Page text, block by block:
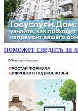
поможет следить за